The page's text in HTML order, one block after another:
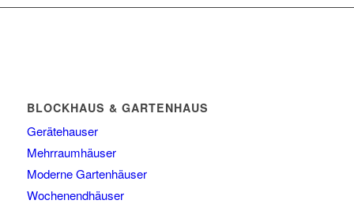
BLOCKHAUS & GARTENHAUS
Gerätehauser
Mehrraumhäuser
Moderne Gartenhäuser
Wochenendhäuser